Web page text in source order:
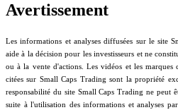
Avertissement
Les informations et analyses diffusées sur le site
aide à la décision pour les investisseurs et ne
ou à la vente d'actions. Les vidéos et les marques
citées sur Small Caps Trading sont la propriété
responsabilité du site Small Caps Trading ne peut
suite à l'utilisation des informations et analyses